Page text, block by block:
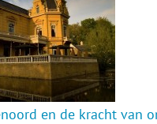
en de kracht van